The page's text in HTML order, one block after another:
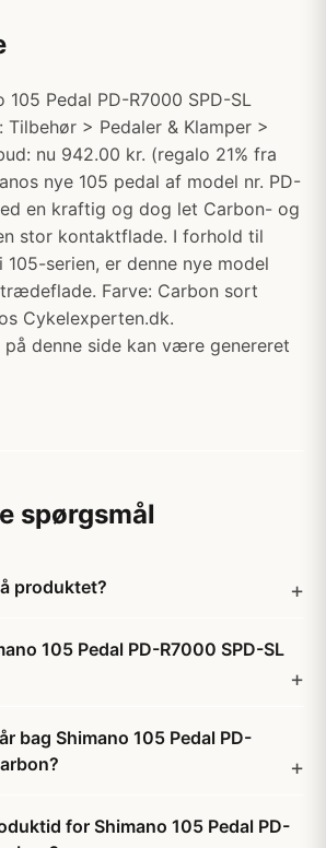
105 Pedal PD-R7000 SPD-SL
Tilbehør > Pedaler & Klamper >
nu 942.00 kr. (regalo 21% fra
nye 105 pedal af model nr. PD-
en kraftig og dog let Carbon- og
stor kontaktflade. I forhold til
serien, er denne nye model
Farve: Carbon sort
Cykelexperten.dk.
denne side kan være genereret
spørgsmål
produktet?
105 Pedal PD-R7000 SPD-SL
bag Shimano 105 Pedal PD-
for Shimano 105 Pedal PD-